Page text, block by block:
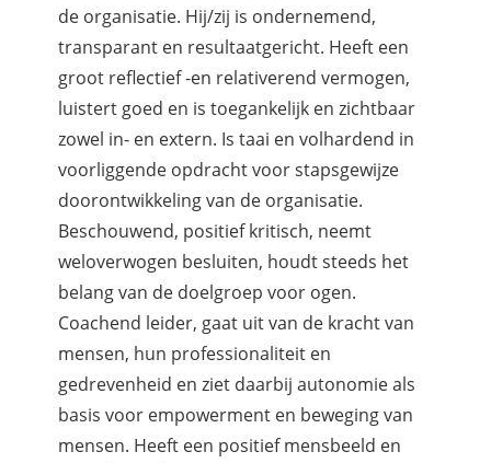
de organisatie. Hij/zij is ondernemend,
transparant en resultaatgericht. Heeft een
groot reflectief -en relativerend vermogen,
luistert goed en is toegankelijk en zichtbaar
zowel in- en extern. Is taai en volhardend in
voorliggende opdracht voor stapsgewijze
doorontwikkeling van de organisatie.
Beschouwend, positief kritisch, neemt
weloverwogen besluiten, houdt steeds het
belang van de doelgroep voor ogen.
Coachend leider, gaat uit van de kracht van
mensen, hun professionaliteit en
gedrevenheid en ziet daarbij autonomie als
basis voor empowerment en beweging van
mensen. Heeft een positief mensbeeld en